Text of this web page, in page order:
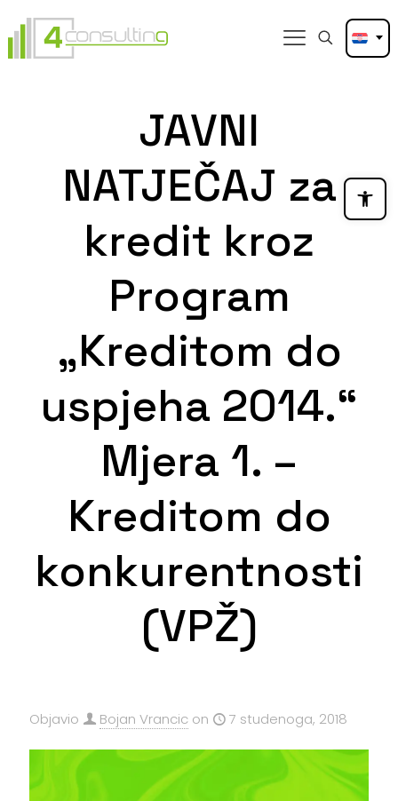
JAVNI
NATJEČAJ za
kredit kroz
Program
„Kreditom do
uspjeha 2014.“
Mjera 1. –
Kreditom do
konkurentnosti
(VPŽ)
Objavio Bojan Vrancic on 7 studenoga, 2018